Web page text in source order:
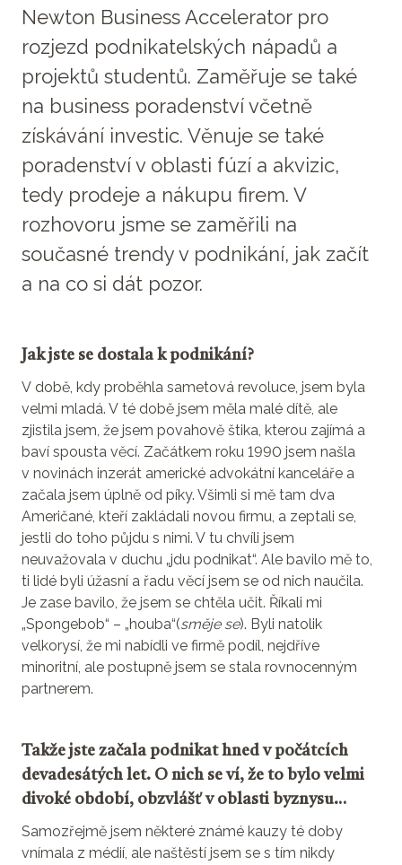
Newton Business Accelerator pro
rozjezd podnikatelských nápadů a
projektů studentů. Zaměřuje se také
na business poradenství včetně
získávání investic. Věnuje se také
poradenství v oblasti fúzí a akvizic,
tedy prodeje a nákupu firem. V
rozhovoru jsme se zaměřili na
současné trendy v podnikání, jak začít
a na co si dát pozor.
Jak jste se dostala k podnikání?
V době, kdy proběhla sametová revoluce, jsem byla
velmi mladá. V té době jsem měla malé dítě, ale
zjistila jsem, že jsem povahově štika, kterou zajímá a
baví spousta věcí. Začátkem roku 1990 jsem našla
v novinách inzerát americké advokátní kanceláře a
začala jsem úplně od píky. Všimli si mě tam dva
Američané, kteří zakládali novou firmu, a zeptali se,
jestli do toho půjdu s nimi. V tu chvíli jsem
neuvažovala v duchu „jdu podnikat“. Ale bavilo mě to,
ti lidé byli úžasní a řadu věcí jsem se od nich naučila.
Je zase bavilo, že jsem se chtěla učit. Říkali mi
„Spongebob“ – „houba“(směje se). Byli natolik
velkorysí, že mi nabídli ve firmě podíl, nejdříve
minoritní, ale postupně jsem se stala rovnocenným
partnerem.
Takže jste začala podnikat hned v počátcích
devadesátých let. O nich se ví, že to bylo velmi
divoké období, obzvlášť v oblasti byznysu…
Samozřejmě jsem některé známé kauzy té doby
vnímala z médií, ale naštěstí jsem se s tím nikdy